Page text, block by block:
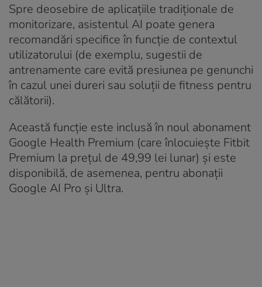
Spre deosebire de aplicațiile tradiționale de
monitorizare, asistentul AI poate genera
recomandări specifice în funcție de contextul
utilizatorului (de exemplu, sugestii de
antrenamente care evită presiunea pe genunchi
în cazul unei dureri sau soluții de fitness pentru
călătorii).
Această funcție este inclusă în noul abonament
Google Health Premium (care înlocuiește Fitbit
Premium la prețul de 49,99 lei lunar) și este
disponibilă, de asemenea, pentru abonații
Google AI Pro și Ultra.